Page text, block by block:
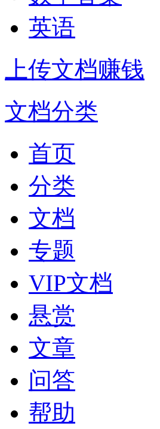
英语
上传文档赚钱
文档分类
首页
分类
文档
专题
VIP文档
悬赏
文章
问答
帮助